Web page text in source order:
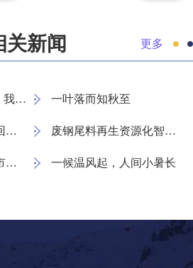
关新闻 更多
2026年8月11日-13日，我们印尼会展见 一叶落而知秋至
2026印尼固废与资源回收展览会 Indo Waste 2026，我们不见不散 废钢尾料再生资源化智能分选线
垃圾撕碎机：赋能城市固废资源化高效处理 一候温风起，人间小暑长